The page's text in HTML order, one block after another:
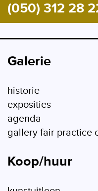
(050) 312 28
Galerie
historie
exposities
agenda
gallery fair practice
Koop/huur